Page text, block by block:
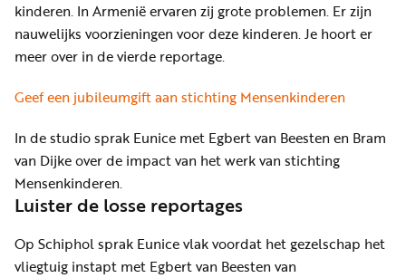
kinderen. In Armenië ervaren zij grote problemen. Er zijn
nauwelijks voorzieningen voor deze kinderen. Je hoort er
meer over in de vierde reportage.
Geef een jubileumgift aan stichting Mensenkinderen
In de studio sprak Eunice met Egbert van Beesten en Bram
van Dijke over de impact van het werk van stichting
Mensenkinderen.
Luister de losse reportages
Op Schiphol sprak Eunice vlak voordat het gezelschap het
vliegtuig instapt met Egbert van Beesten van